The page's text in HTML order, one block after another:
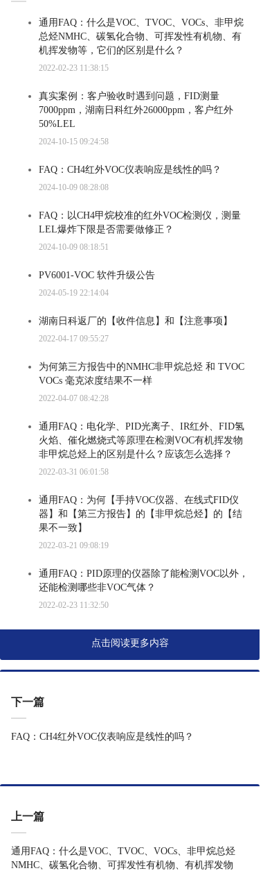
通用FAQ：什么是VOC、TVOC、VOCs、非甲烷
总烃NMHC、碳氢化合物、可挥发性有机物、有
机挥发物等，它们的区别是什么？
2022-02-23 11:38:15
真实案例：客户验收时遇到问题，FID测量
7000ppm，湖南日科红外26000ppm，客户红外
50%LEL
2024-10-15 09:24:58
FAQ：CH4红外VOC仪表响应是线性的吗？
2024-10-09 08:28:08
FAQ：以CH4甲烷校准的红外VOC检测仪，测量
LEL爆炸下限是否需要做修正？
2024-10-09 08:18:51
PV6001-VOC 软件升级公告
2024-05-19 22:14:04
湖南日科返厂的【收件信息】和【注意事项】
2022-04-17 09:55:27
为何第三方报告中的NMHC非甲烷总烃 和 TVOC
VOCs 毫克浓度结果不一样
2022-04-07 08:42:28
通用FAQ：电化学、PID光离子、IR红外、FID氢
火焰、催化燃烧式等原理在检测VOC有机挥发物
非甲烷总烃上的区别是什么？应该怎么选择？
2022-03-31 06:01:58
通用FAQ：为何【手持VOC仪器、在线式FID仪
器】和【第三方报告】的【非甲烷总烃】的【结
果不一致】
2022-03-21 09:08:19
通用FAQ：PID原理的仪器除了能检测VOC以外，
还能检测哪些非VOC气体？
2022-02-23 11:32:50
点击阅读更多内容
下一篇
FAQ：CH4红外VOC仪表响应是线性的吗？
上一篇
通用FAQ：什么是VOC、TVOC、VOCs、非甲烷总烃
NMHC、碳氢化合物、可挥发性有机物、有机挥发物